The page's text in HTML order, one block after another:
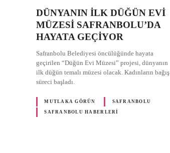
DÜNYANIN İLK DÜĞÜN EVİ
MÜZESİ SAFRANBOLU’DA
HAYATA GEÇİYOR
Safranbolu Belediyesi öncülüğünde hayata
geçirilen “Düğün Evi Müzesi” projesi, dünyanın
ilk düğün temalı müzesi olacak. Kadınların bağış
süreci başladı.
MUTLAKA GÖRÜN SAFRANBOLU
SAFRANBOLU HABERLERI